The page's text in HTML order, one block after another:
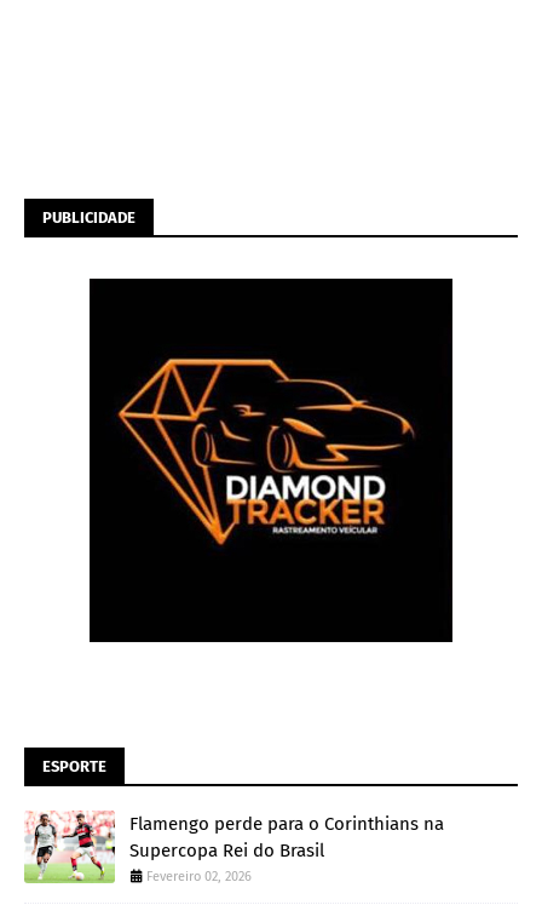
PUBLICIDADE
ESPORTE
Flamengo perde para o Corinthians na
Supercopa Rei do Brasil
Fevereiro 02, 2026